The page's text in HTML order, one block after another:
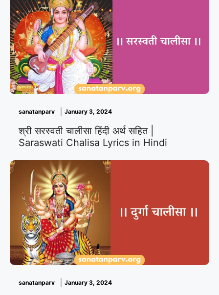
sanatanparv January 3, 2024
श्री सरस्वती चालीसा हिंदी अर्थ सहित |
Saraswati Chalisa Lyrics in Hindi
sanatanparv January 3, 2024